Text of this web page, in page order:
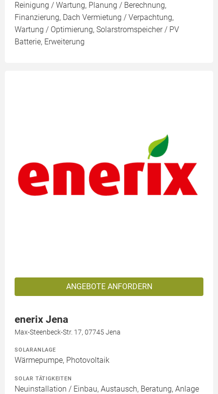
Reinigung / Wartung, Planung / Berechnung,
Finanzierung, Dach Vermietung / Verpachtung,
Wartung / Optimierung, Solarstromspeicher / PV
Batterie, Erweiterung
ANGEBOTE ANFORDERN
enerix Jena
Max-Steenbeck-Str. 17, 07745 Jena
SOLARANLAGE
Wärmepumpe, Photovoltaik
SOLAR TÄTIGKEITEN
Neuinstallation / Einbau, Austausch, Beratung, Anlage